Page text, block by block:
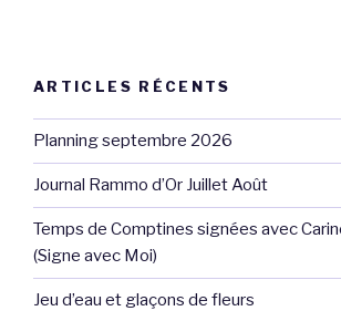
ARTICLES RÉCENTS
Planning septembre 2026
Journal Rammo d’Or Juillet Août
Temps de Comptines signées avec
(Signe avec Moi)
Jeu d’eau et glaçons de fleurs